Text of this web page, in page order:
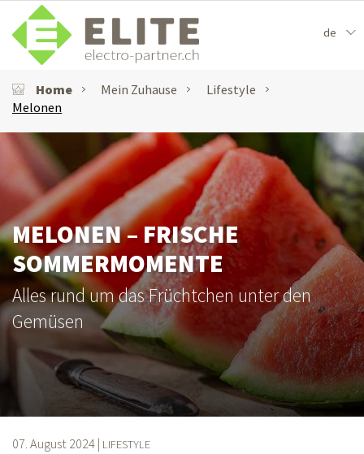
de
Home Mein Zuhause
Lifestyle
Melonen
MELONEN – FRISCHE
SOMMERMOMENTE
Alles rund um das Früchtchen unter den
Gemüsen
07. August 2024 | LIFESTYLE